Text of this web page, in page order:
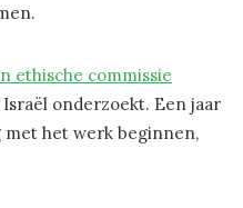
ethische commissie
onderzoekt. Een jaar
het werk beginnen,